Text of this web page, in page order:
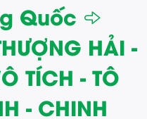
Quốc
HẢI -
TÍCH - TÔ
- CHINH